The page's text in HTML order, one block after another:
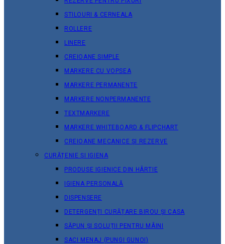
STILOURI & СERNEALA
ROLLERE
LINERE
CREIOANE SIMPLE
MARKERE CU VOPSEA
MARKERE PERMANENTE
MARKERE NONPERMANENTE
TEXTMARKERE
MARKERE WHITEBOARD & FLIPCHART
CREIOANE MECANICE ȘI REZERVE
CURĂȚENIE ȘI IGIENA
PRODUSE IGIENICE DIN HÂRTIE
IGIENA PERSONALĂ
DISPENSERE
DETERGENȚI CURĂȚARE BIROU ȘI CASA
SĂPUN ȘI SOLUȚII PENTRU MÂINI
SACI MENAJ (PUNGI GUNOI)